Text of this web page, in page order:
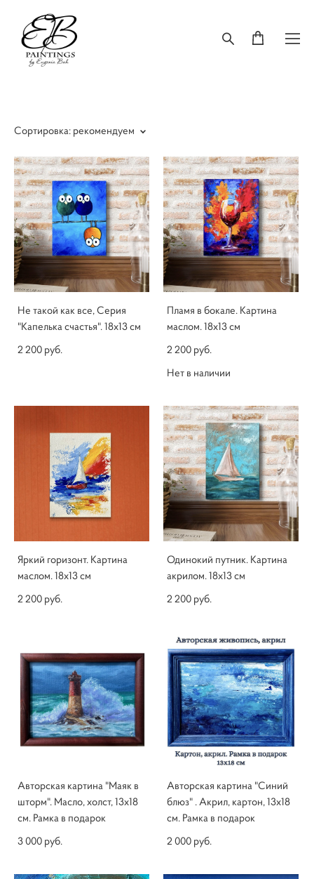
Сортировка: рекомендуем
Не такой как все, Серия
"Капелька счастья". 18х13 см
2 200 pуб.
Пламя в бокале. Картина
маслом. 18х13 см
2 200 pуб.
Нет в наличии
Яркий горизонт. Картина
маслом. 18х13 см
2 200 pуб.
Одинокий путник. Картина
акрилом. 18х13 см
2 200 pуб.
Авторская картина "Маяк в
шторм". Масло, холст, 13х18
см. Рамка в подарок
3 000 pуб.
Авторская картина "Синий
блюз" . Акрил, картон, 13х18
см. Рамка в подарок
2 000 pуб.